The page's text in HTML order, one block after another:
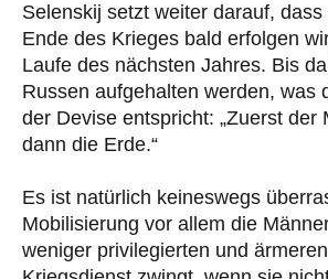
Selenskij setzt weiter darauf, dass
Ende des Krieges bald erfolgen
Laufe des nächsten Jahres. Bis
Russen aufgehalten werden, was
der Devise entspricht: „Zuerst der
dann die Erde.“
Es ist natürlich keineswegs
Mobilisierung vor allem die
weniger privilegierten und